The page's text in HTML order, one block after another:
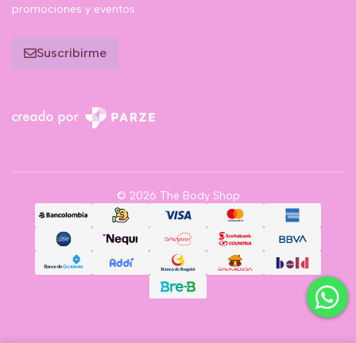
promociones y eventos.
Suscribirme
© 2026 The Body Shop